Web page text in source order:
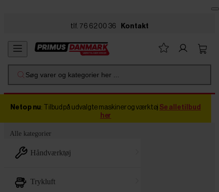
tlf. 76 62 00 36 Kontakt
Søg varer og kategorier her ...
Netop nu: Tilbud på udvalgte maskiner og værktøj Se alle tilbud
her
Alle kategorier
håndværktøj
trykluft